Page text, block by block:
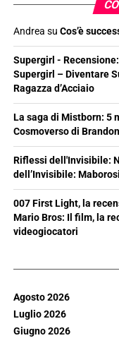
Andrea su Cos’è
Supergirl -
Supergirl – Diventare
Ragazza d’Acciaio
La saga di Mistborn: 5
Cosmoverso di
Riflessi dell'Invisibile:
dell’Invisibile:
007 First Light, la
Mario Bros: Il film, la
videogiocatori
Agosto 2026
Luglio 2026
Giugno 2026